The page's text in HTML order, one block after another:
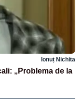
Ionuț Nichita
„Problema de la